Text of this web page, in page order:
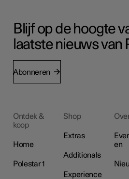
Blijf op de hoogte
laatste nieuws van
Abonneren
Ontdek &
koop
Home
Polestar 1
Shop
Extras
Additionals
Experience
en